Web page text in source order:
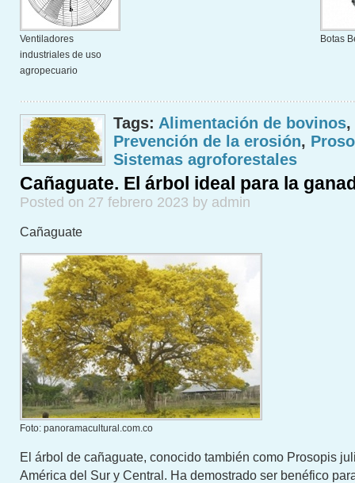
Ventiladores
industriales de uso
agropecuario
Botas
Tags: Alimentación de bovinos,
Prevención de la erosión,
Sistemas agroforestales
Cañaguate. El árbol ideal para la
Posted on 27 febrero 2023 by admin
Cañaguate
Foto: panoramacultural.com.co
El árbol de cañaguate, conocido también como Prosopis
América del Sur y Central. Ha demostrado ser benéfico